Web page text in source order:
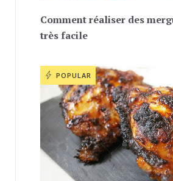
Comment réaliser des
très facile
POPULAR